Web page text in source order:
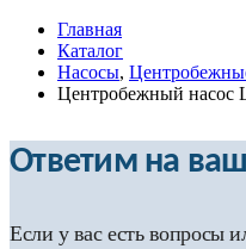
Главная
Каталог
Насосы,
Центробежный насос
Ответим на
Если у вас есть вопросы